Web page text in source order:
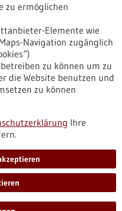
zu ermöglichen
Elemente wie
Navigation zugänglich
zu können um zu
die Website benutzen und
zu können
Ihre